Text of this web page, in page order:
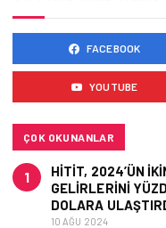
FACEBOOK
YOUTUBE
ÇOK OKUNANLAR
1
HITIT, 2024’ÜN
GELIRLERINI
DOLARA
10 AĞU 2024